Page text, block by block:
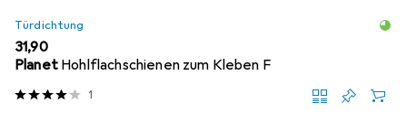
Türdichtung
EUR
31,90
Planet Hohlflachschienen zum Kleben F
1